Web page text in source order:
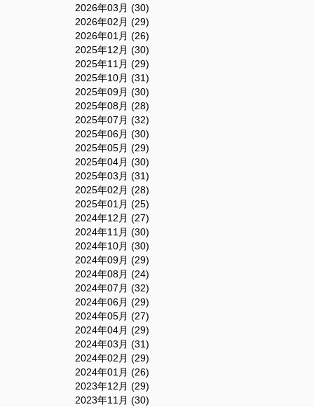
2026年03月 (30)
2026年02月 (29)
2026年01月 (26)
2025年12月 (30)
2025年11月 (29)
2025年10月 (31)
2025年09月 (30)
2025年08月 (28)
2025年07月 (32)
2025年06月 (30)
2025年05月 (29)
2025年04月 (30)
2025年03月 (31)
2025年02月 (28)
2025年01月 (25)
2024年12月 (27)
2024年11月 (30)
2024年10月 (30)
2024年09月 (29)
2024年08月 (24)
2024年07月 (32)
2024年06月 (29)
2024年05月 (27)
2024年04月 (29)
2024年03月 (31)
2024年02月 (29)
2024年01月 (26)
2023年12月 (29)
2023年11月 (30)